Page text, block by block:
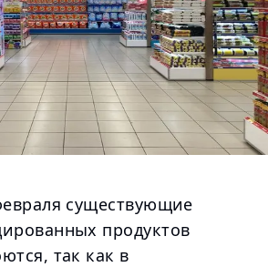
существующие
продуктов
так как в